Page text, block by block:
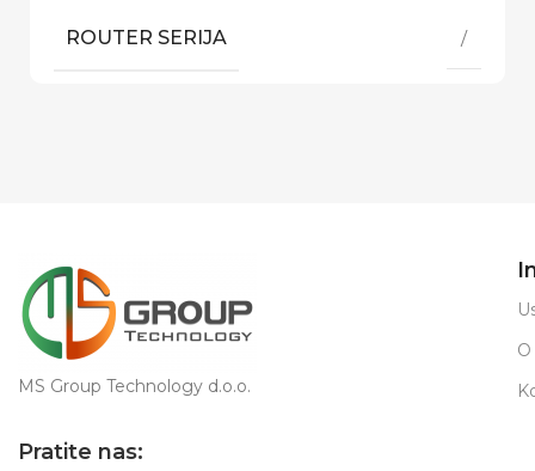
ROUTER SERIJA /
MS Group Technology d.o.o.
Pratite nas: